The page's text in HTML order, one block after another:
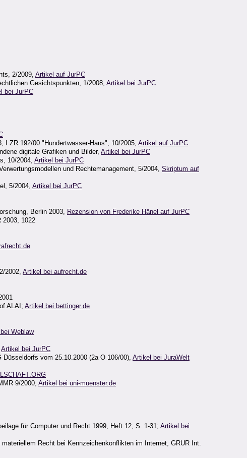
2/2009, Artikel auf JurPC
Gesichtspunkten, 1/2008, Artikel bei JurPC
bei JurPC
I ZR 192/00 "Hundertwasser-Haus", 10/2005, Artikel auf JurPC
digitale Grafiken und Bilder, Artikel bei JurPC
10/2004, Artikel bei JurPC
und Rechtemanagement, 5/2004, Skriptum auf
5/2004, Artikel bei JurPC
Berlin 2003, Rezension von Frederike Hänel auf JurPC
2003, 1022
2002, Artikel bei aufrecht.de
ALAI; Artikel bei bettinger.de
Weblaw
Artikel bei JurPC
vom 25.10.2000 (2a O 106/00), Artikel bei JuraWelt
9/2000, Artikel bei uni-muenster.de
für Computer und Recht 1999, Heft 12, S. 1-31; Artikel bei
Recht bei Kennzeichenkonflikten im Internet, GRUR Int.